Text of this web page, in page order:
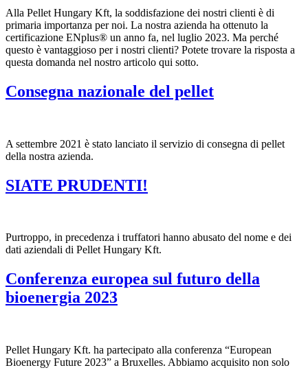
Alla Pellet Hungary Kft, la soddisfazione dei nostri clienti è di
primaria importanza per noi. La nostra azienda ha ottenuto la
certificazione ENplus® un anno fa, nel luglio 2023. Ma perché
questo è vantaggioso per i nostri clienti? Potete trovare la risposta a
questa domanda nel nostro articolo qui sotto.
Consegna nazionale del pellet
A settembre 2021 è stato lanciato il servizio di consegna di pellet
della nostra azienda.
SIATE PRUDENTI!
Purtroppo, in precedenza i truffatori hanno abusato del nome e dei
dati aziendali di Pellet Hungary Kft.
Conferenza europea sul futuro della
bioenergia 2023
Pellet Hungary Kft. ha partecipato alla conferenza “European
Bioenergy Future 2023” a Bruxelles. Abbiamo acquisito non solo